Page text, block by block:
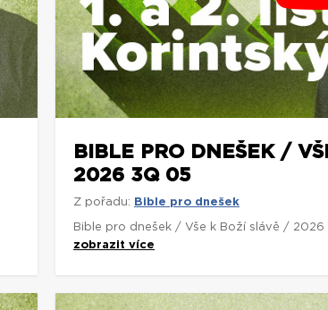
BIBLE PRO DNEŠEK /
2026 3Q 05
Z pořadu: Bible pro dnešek
Bible pro dnešek / Vše k Boží slávě / 2026
zobrazit více